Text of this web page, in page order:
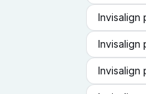
Invisalign
Invisalign
Invisalign